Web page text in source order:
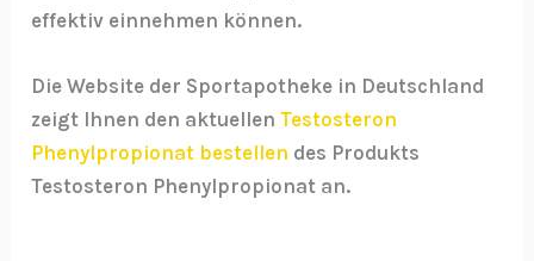
effektiv einnehmen können.
Die Website der Sportapotheke in Deutschland
zeigt Ihnen den aktuellenTestosteron
Phenylpropionat bestellen des Produkts
Testosteron Phenylpropionat an.